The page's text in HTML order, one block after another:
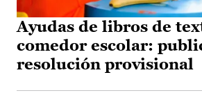
Ayudas de libros de
comedor escolar:
resolución provisional